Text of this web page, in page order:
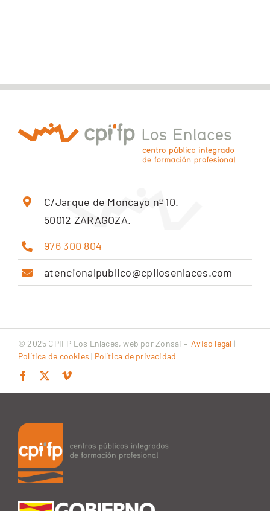
C/Jarque de Moncayo nº 10.
50012 ZARAGOZA.
976 300 804
atencionalpublico@cpilosenlaces.com
© 2025 CPIFP Los Enlaces, web porZonsai – Aviso legal |
Política de cookies | Política de privacidad